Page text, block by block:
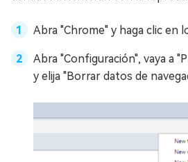
Abra "Chrome" y haga clic en
Abra "Configuración", vaya a
y elija "Borrar datos de